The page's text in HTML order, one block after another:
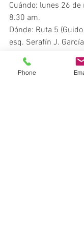
Cuándo: lunes 26 de
8.30 am.
Dónde: Ruta 5
esq. Serafín J.
Phone